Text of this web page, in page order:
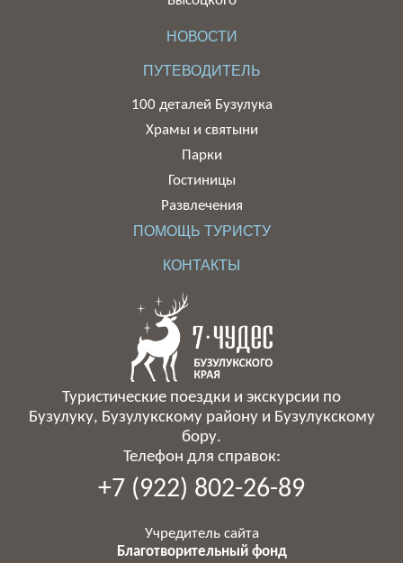
НОВОСТИ
ПУТЕВОДИТЕЛЬ
100 деталей Бузулука
Храмы и святыни
Парки
Гостиницы
Развлечения
ПОМОЩЬ ТУРИСТУ
КОНТАКТЫ
Туристические поездки и экскурсии по
Бузулуку, Бузулукскому району и Бузулукскому
бору.
Телефон для справок:
+7 (922) 802-26-89
Учредитель сайта
Благотворительный фонд